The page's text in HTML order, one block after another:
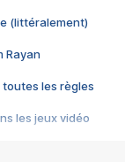
(littéralement)
Rayan
toutes les règles
les jeux vidéo